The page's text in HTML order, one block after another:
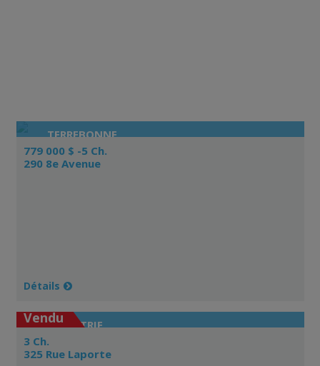
TERREBONNE
779 000 $ -5 Ch.
290 8e Avenue
Détails
LAVALTRIE
Vendu
3 Ch.
325 Rue Laporte